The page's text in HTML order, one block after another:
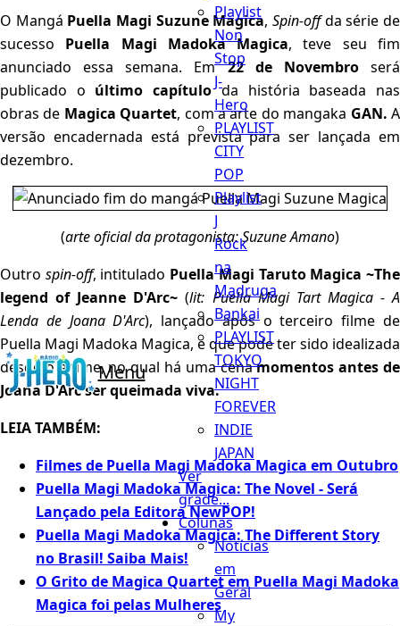
Menu
Playlist
Non
Stop
J-
Hero
PLAYLIST
CITY
POP
Playlist
J
Rock
na
Madruga
Bankai
PLAYLIST
TOKYO
NIGHT
FOREVER
INDIE
JAPAN
Ver
grade...
Colunas
Notícias
em
Geral
My
O Mangá Puella Magi Suzune Magica,Spin-offda série de
sucesso Puella Magi Madoka Magica, teve seu fim
anunciado essa semana. Em22 de Novembroserá
publicado o último capítuloda história baseada nas
obras de Magica Quartet, com a arte do mangaka GAN.A
versão encadernada está prevista para ser lançada em
dezembro.
(arte oficial da protagonista: Suzune Amano)
Outro spin-off, intitulado Puella Magi Taruto Magica ~The
legend of Jeanne D'Arc~ (lit: Puella Magi Tart Magica - A
Lenda de Joana D'Arc), lançado após o terceiro filme de
Puella Magi Madoka Magica, e que pode ter sido idealizada
desde o anime, no qual há uma cenamomentos antes de
Joana D'Arc ser queimada viva.
LEIA TAMBÉM:
Filmes de Puella Magi Madoka Magica em Outubro
Puella Magi Madoka Magica: The Novel - Será
Lançado pela Editora NewPOP!
Puella Magi Madoka Magica: The Different Story
no Brasil! Saiba Mais!
O Grito de Magica Quartet em Puella Magi Madoka
Magica foi pelas Mulheres